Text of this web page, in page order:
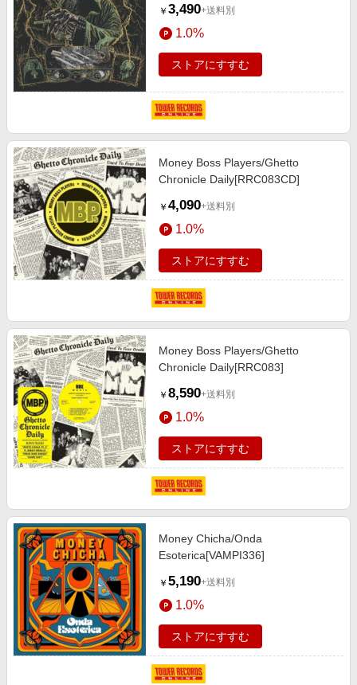
￥ 3,490+送料別
1.0%
ストアにすすむ
Money Boss Players/Ghetto
Chronicle Daily[RRC083CD]
￥ 4,090+送料別
1.0%
ストアにすすむ
Money Boss Players/Ghetto
Chronicle Daily[RRC083]
￥ 8,590+送料別
1.0%
ストアにすすむ
Money Chicha/Onda
Esoterica[VAMPI336]
￥ 5,190+送料別
1.0%
ストアにすすむ